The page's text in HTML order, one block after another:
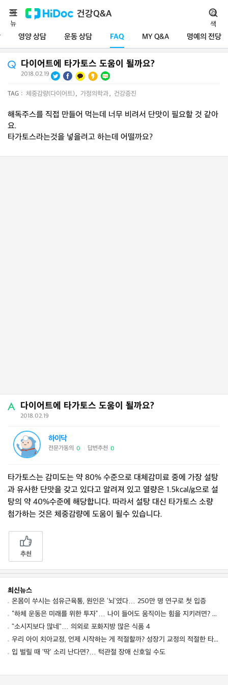
건강Q&A
영양 상담 운동 상담 FAQ MY Q&A 명예의 전당
메
뉴
검
색
다이어트에 타가토스 도움이 될까요?
2018.02.19
TAG : 체중감량(다이어트), 가정의학과, 건강증진
해독주스를 직접 만들어 먹는데 너무 비려서 단맛이 필요할 것 같아
요.
타가토스라는것을 넣을려고 하는데 어떨까요?
다이어트에 타가토스 도움이 될까요?
2018.02.19
하이닥
전문가동의 0 답변추천 0
타가토스는 감미도는 약 80% 수준으로 대체감미료 중에 가장 설탕
과 유사한 단맛을 갖고 있다고 알려져 있고 열량은 1.5kcal/g으로 설
탕의 약 40%수준에 해당합니다. 따라서 설탕 대신 타가토스 소량
첨가하는 것은 체중감량에 도움이 될수 있습니다.
추천
최신뉴스
온몸이 쑤시는 섬유근육통, 원인은 ‘뇌’였다… 250만 명 연구로 첫 입증
“하체 운동은 미래를 위한 투자”… 나이 들어도 움직이는 힘을 지키려면? ⑦ [평생운동연구소]
"소시지보다 많네"… 의외로 포화지방 많은 식품 4
우리 아이 치아교정, 언제 시작하는 게 적절할까? 성장기 교정의 적절한 타이밍
입 벌릴 때 '딱' 소리 난다면?… 턱관절 장애 신호일 수도